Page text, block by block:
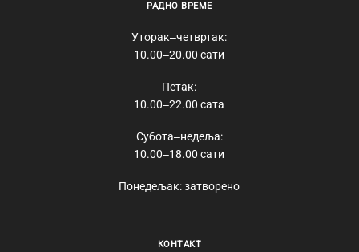
РАДНО ВРЕМЕ
Уторак‒четвртак:
10.00‒20.00 сати
Петак:
10.00‒22.00 сата
Субота‒недеља:
10.00‒18.00 сати
Понедељак: затворено
КОНТАКТ